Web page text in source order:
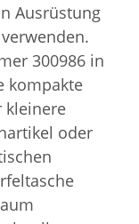
Ausrüstung
300986 in
kompakte
kleinere
oder